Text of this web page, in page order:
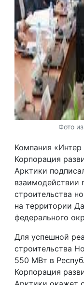
Фото
Компания
Корпорация
Арктики
взаимодействии
строительства
на территории
федерального
Для успешной
строительства
550 МВт в
Корпорация